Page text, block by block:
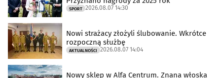
SPORT 2026.08.07 14:30
Nowi strażacy złożyli ślubowanie. Wkrótce
rozpoczną służbę
AKTUALNOŚCI 2026.08.07 14:04
Nowy sklep w Alfa Centrum. Znana włoska